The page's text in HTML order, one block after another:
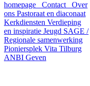
homepage Contact
Over
ons Pastoraat en diaconaat
Kerkdiensten Verdieping
en inspiratie Jeugd SAGE /
Regionale samenwerking
Pioniersplek Vita Tilburg
ANBI Geven